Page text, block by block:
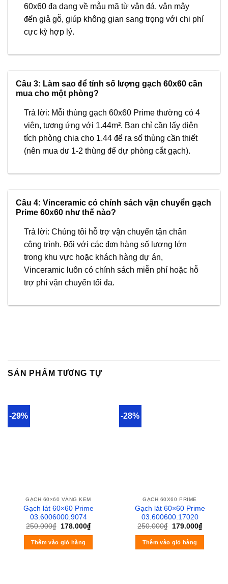
60x60 đa dạng về mẫu mã từ vân đá, vân mây
đến giả gỗ, giúp không gian sang trọng với chi phí
cực kỳ hợp lý.
Câu 3: Làm sao để tính số lượng gạch 60x60 cần
mua cho một phòng?
Trả lời: Mỗi thùng gạch 60x60 Prime thường có 4
viên, tương ứng với 1.44m². Bạn chỉ cần lấy diện
tích phòng chia cho 1.44 để ra số thùng cần thiết
(nên mua dư 1-2 thùng để dự phòng cắt gạch).
Câu 4: Vinceramic có chính sách vận chuyển gạch
Prime 60x60 như thế nào?
Trả lời: Chúng tôi hỗ trợ vận chuyển tận chân
công trình. Đối với các đơn hàng số lượng lớn
trong khu vực hoặc khách hàng dự án,
Vinceramic luôn có chính sách miễn phí hoặc hỗ
trợ phí vận chuyển tối đa.
SẢN PHẨM TƯƠNG TỰ
-29%
GẠCH 60×60 VÀNG KEM
Gạch lát 60×60 Prime
03.6006000.9074
250.000₫ 178.000₫
Thêm vào giỏ hàng
-28%
GẠCH 60X60 PRIME
Gạch lát 60×60 Prime
03.600600.17020
250.000₫ 179.000₫
Thêm vào giỏ hàng